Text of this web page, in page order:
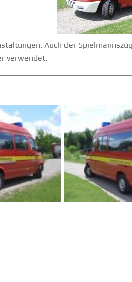
Auch der
verwendet.